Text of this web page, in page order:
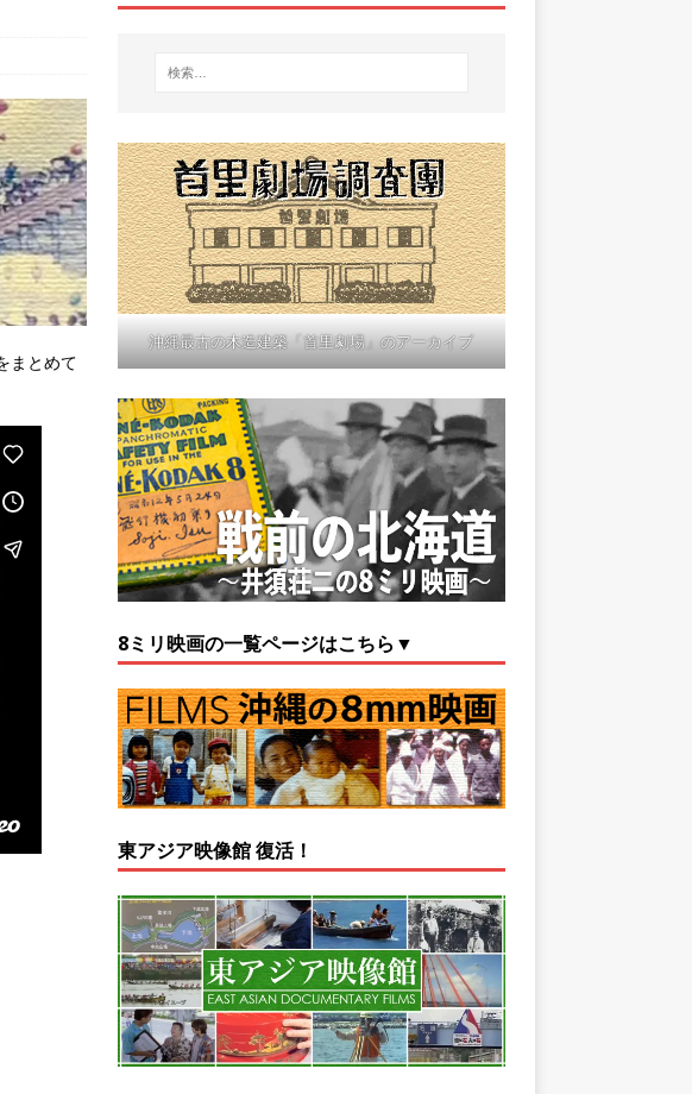
まとめて
沖縄最古の木造建築「首里劇場」のアーカイブ
8ミリ映画の一覧ページはこちら▼
東アジア映像館 復活！